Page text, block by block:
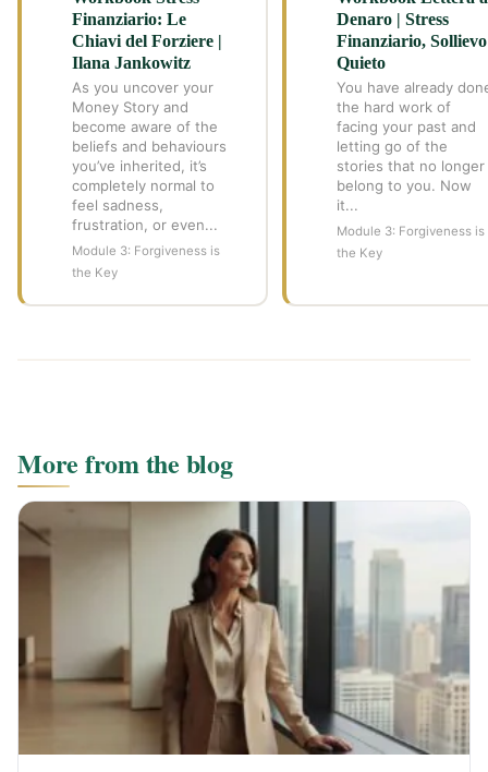
Finanziario: Le
Chiavi del Forziere |
Ilana Jankowitz
As you uncover your
Money Story and
become aware of the
beliefs and behaviours
you’ve inherited, it’s
completely normal to
feel sadness,
frustration, or even...
Module 3: Forgiveness is
the Key
Denaro | Stress
Finanziario, Sollievo
Quieto
You have already
the hard work of
facing your past and
letting go of the
stories that no longer
belong to you. Now
it...
Module 3: Forgiveness is
the Key
More from the blog